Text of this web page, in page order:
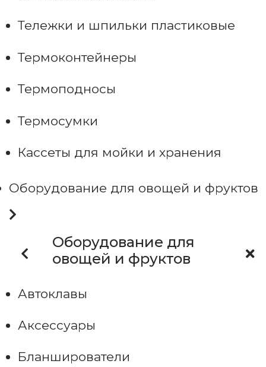
Тележки и шпильки пластиковые
Термоконтейнеры
Термоподносы
Термосумки
Кассеты для мойки и хранения
Оборудование для овощей и фруктов
Оборудование для
овощей и фруктов
Автоклавы
Аксессуары
Бланширователи